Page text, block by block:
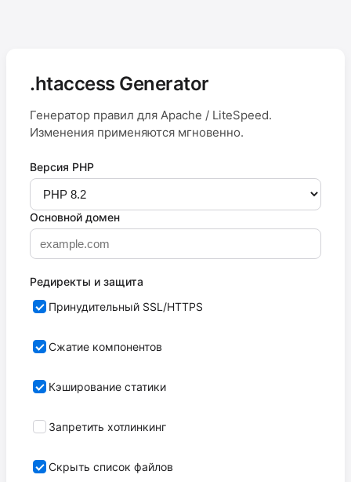
.htaccess Generator
Генератор правил для Apache / LiteSpeed.
Изменения применяются мгновенно.
Версия PHP
Основной домен
Редиректы и защита
Принудительный SSL/HTTPS
Сжатие компонентов
Кэширование статики
Запретить хотлинкинг
Скрыть список файлов